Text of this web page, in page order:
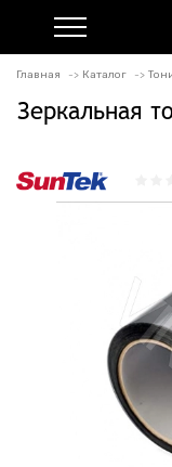
Главная Каталог
Зеркальная